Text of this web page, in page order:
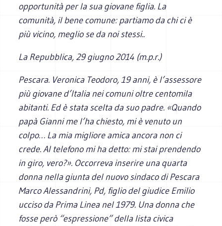
opportunità per la sua giovane figlia. La
comunità, il bene comune: partiamo da chi ci è
più vicino, meglio se da noi stessi..
La Repubblica, 29 giugno 2014 (m.p.r.)
Pescara. Veronica Teodoro, 19 anni, è l’assessore
più giovane d’Italia nei comuni oltre centomila
abitanti. Ed è stata scelta da suo padre. «Quando
papà Gianni me l’ha chiesto, mi è venuto un
colpo… La mia migliore amica ancora non ci
crede. Al telefono mi ha detto: mi stai prendendo
in giro, vero?». Occorreva inserire una quarta
donna nella giunta del nuovo sindaco di Pescara
Marco Alessandrini, Pd, figlio del giudice Emilio
ucciso da Prima Linea nel 1979. Una donna che
fosse però “espressione” della lista civica